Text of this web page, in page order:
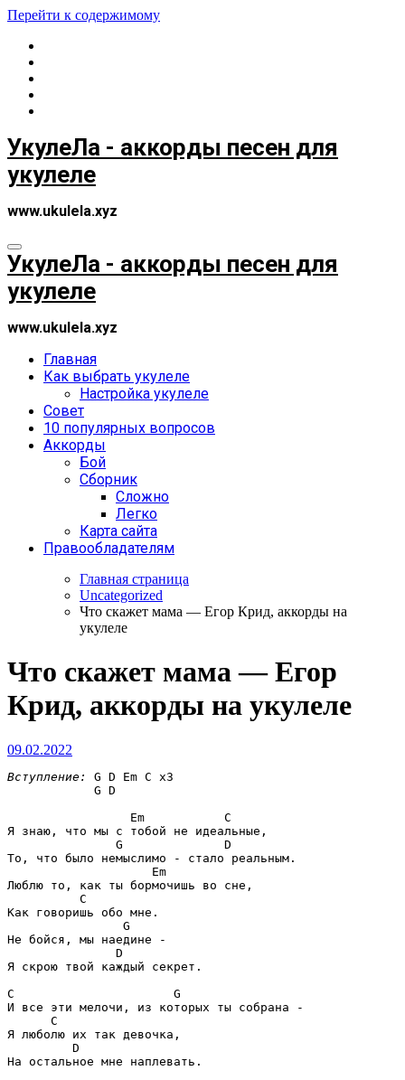
Перейти к содержимому
УкулеЛа - аккорды песен для
укулеле
www.ukulela.xyz
УкулеЛа - аккорды песен для
укулеле
www.ukulela.xyz
Главная
Как выбрать укулеле
Настройка укулеле
Совет
10 популярных вопросов
Аккорды
Бой
Сборник
Сложно
Легко
Карта сайта
Правообладателям
Главная страница
Uncategorized
Что скажет мама — Егор Крид, аккорды на
укулеле
Что скажет мама — Егор
Крид, аккорды на укулеле
09.02.2022
Вступление: G D Em C x3
G D
Em           C
Я знаю, что мы с тобой не идеальные,
G              D
То, что было немыслимо - стало реальным.
Em
Люблю то, как ты бормочишь во сне,
C
Как говоришь обо мне.
G
Не бойся, мы наедине -
D
Я скрою твой каждый секрет.
C                      G
И все эти мелочи, из которых ты собрана -
C
Я люболю их так девочка,
D
На остальное мне наплевать.